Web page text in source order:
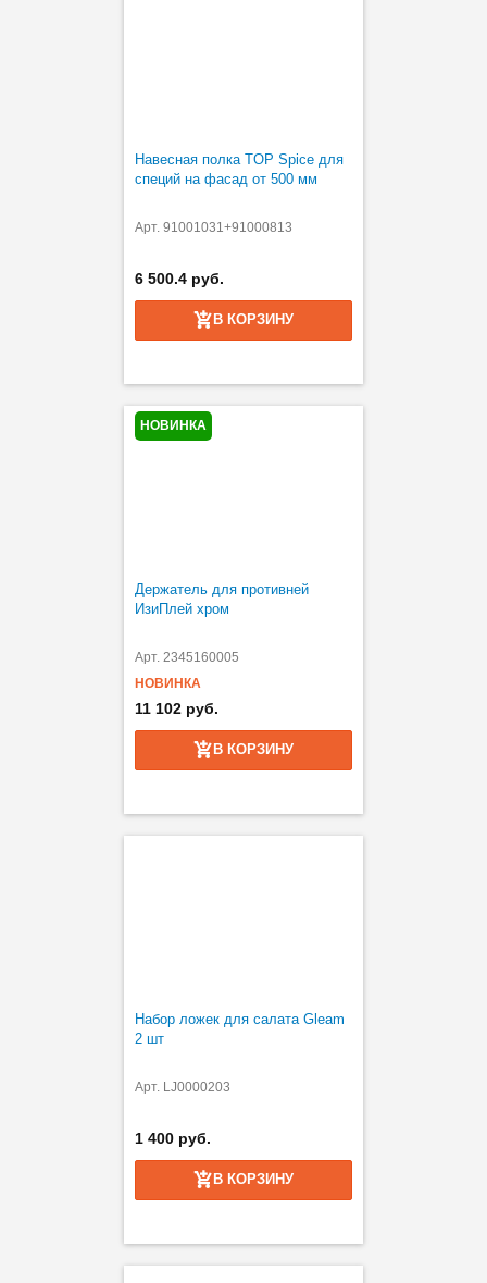
Навесная полка TOP Spice для
специй на фасад от 500 мм
Арт. 91001031+91000813
6 500.4 руб.
В КОРЗИНУ
НОВИНКА
Держатель для противней
ИзиПлей хром
Арт. 2345160005
НОВИНКА
11 102 руб.
В КОРЗИНУ
Набор ложек для салата Gleam
2 шт
Арт. LJ0000203
1 400 руб.
В КОРЗИНУ